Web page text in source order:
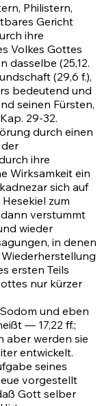
Philistern,
Gericht
ihre
Volkes Gottes
dasselbe (25,12.
(29,6 f.),
bedeutend und
seinen Fürsten,
29-32.
durch einen
ihre
Wirksamkeit ein
sich auf
zum
verstummt
wieder
in denen
ersten Teils
nur kürzer
und eben
— 17,22 ff.;
aber werden sie
entwickelt.
seines
vorgestellt
Gott selber